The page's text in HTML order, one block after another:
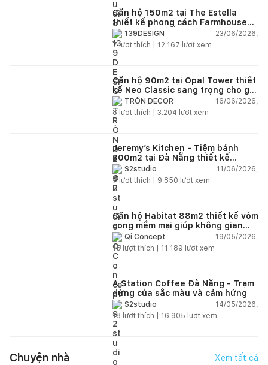
Căn hộ 150m2 tại The Estella
thiết kế phong cách Farmhouse
thanh lịch và ấm áp
139DESIGN
23/06/2026,
7lượt thích | 12.167 lượt xem
Căn hộ 90m2 tại Opal Tower thiết
kế Neo Classic sang trọng cho gia
đình trẻ
TRÒN DECOR
16/06/2026,
8 lượt thích | 3.204 lượt xem
Jeremy’s Kitchen - Tiệm bánh
300m2 tại Đà Nẵng thiết kế
phong cách công nghiệp hiện đại
ngập tràn ánh sáng tự nhiên
S2studio
11/06/2026,
7lượt thích | 9.850 lượt xem
Căn hộ Habitat 88m2 thiết kế vòm
cong mềm mại giúp không gian
sống hiện đại trở nên ấm áp hơn
Qi Concept
19/05/2026,
15 lượt thích | 11.189 lượt xem
A Station Coffee Đà Nẵng - Trạm
dừng của sắc màu và cảm hứng
S2studio
14/05/2026,
18 lượt thích | 16.905 lượt xem
Chuyện nhà Xem tất cả